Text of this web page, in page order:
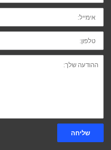
אימייל:
טלפון:
ההודעה
שלך:
שליחה